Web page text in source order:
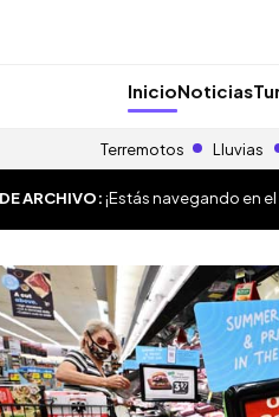
InicioNoticias
Terremotos Lluvias
ARCHIVO:¡Estás navegando en